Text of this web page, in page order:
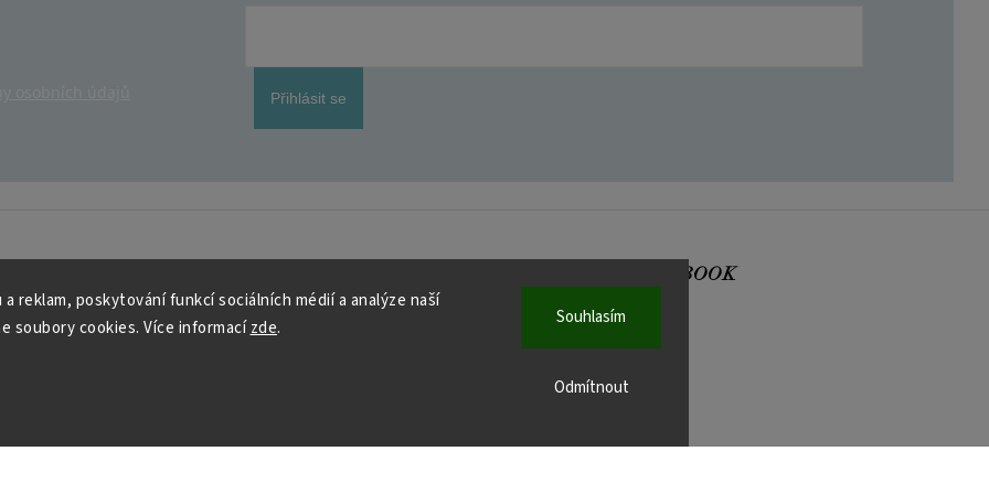
reklam, poskytování funkcí sociálních médií a analýze naší
soubory cookies. Více informacízde.
Odmítnout
Souhlasím
Přihlásit se
Kontakt
FACEBOOK